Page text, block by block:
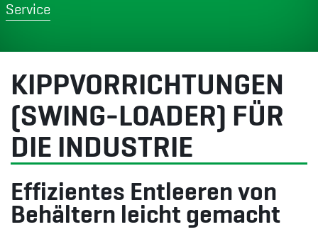
Service
KIPPVORRICHTUNGEN
(SWING-LOADER) FÜR
DIE INDUSTRIE
Effizientes Entleeren von
Behältern leicht gemacht